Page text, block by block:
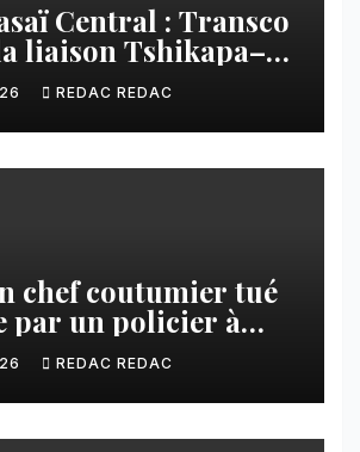
Central : Transco
liaison Tshikapa–
faciliter les
REDAC REDAC
chef coutumier tué
par un policier à
la tension monte
REDAC REDAC